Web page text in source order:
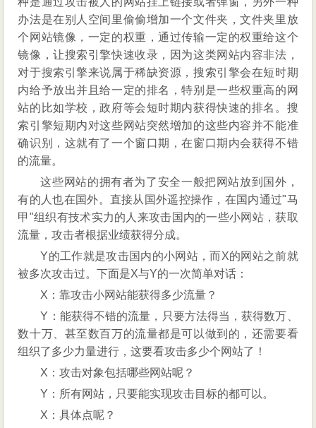
办法是在别人空间里偷偷增加一个文件夹，文件夹里放
个网站镜像，一定的权重，通过传输一定的权重给这个
镜像，让搜索引擎快速收录，因为这类网站内容非法，
对于搜索引擎来说属于稀缺资源，搜索引擎会在短时期
内给予放出并且给一定的排名，特别是一些权重高的网
站的比如学校，政府等会短时期内获得快速的排名。搜
索引擎短期内对这些网站突然增加的这些内容并不能准
确识别，这就有了一个窗口期，在窗口期内会获得不错
的流量。
这些网站的拥有者为了安全一般把网站放到国外，
有的人也在国外。直接从国外遥控操作，在国内通过"马
甲"组织有技术实力的人来攻击国内的一些小网站，获取
流量，攻击者根据业绩获得分成。
Y的工作就是攻击国内的小网站，而X的网站之前就
被多次攻击过。下面是X与Y的一次简单对话：
X：靠攻击小网站能获得多少流量？
Y：能获得不错的流量，只要方法得当，获得数万、
数十万、甚至数百万的流量都是可以做到的，还需要看
组织了多少力量进行，这要看攻击多少个网站了！
X：攻击对象包括哪些网站呢？
Y：所有网站，只要能实现攻击目标的都可以。
X：具体点呢？